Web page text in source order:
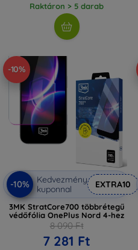
Raktáron > 5 darab
-10%
-10%
Kedvezmény
kuponnal
EXTRA10
3MK StratCore700 többrétegű
védőfólia OnePlus Nord 4-hez
8 090 Ft
7 281 Ft